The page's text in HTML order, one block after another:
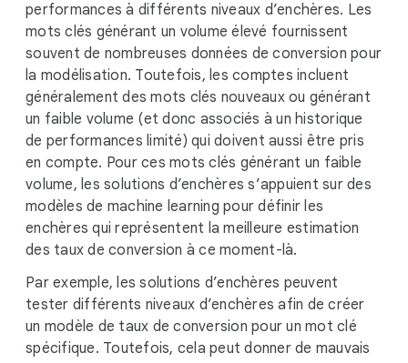
performances à différents niveaux d’enchères. Les
mots clés générant un volume élevé fournissent
souvent de nombreuses données de conversion pour
la modélisation. Toutefois, les comptes incluent
généralement des mots clés nouveaux ou générant
un faible volume (et donc associés à un historique
de performances limité) qui doivent aussi être pris
en compte. Pour ces mots clés générant un faible
volume, les solutions d’enchères s’appuient sur des
modèles de machine learning pour définir les
enchères qui représentent la meilleure estimation
des taux de conversion à ce moment-là.
Par exemple, les solutions d’enchères peuvent
tester différents niveaux d’enchères afin de créer
un modèle de taux de conversion pour un mot clé
spécifique. Toutefois, cela peut donner de mauvais